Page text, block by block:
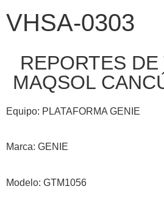
VHSA-0303
REPORTES
MAQSOL
Equipo: PLATAFORMA GENIE
Marca: GENIE
Modelo: GTM1056